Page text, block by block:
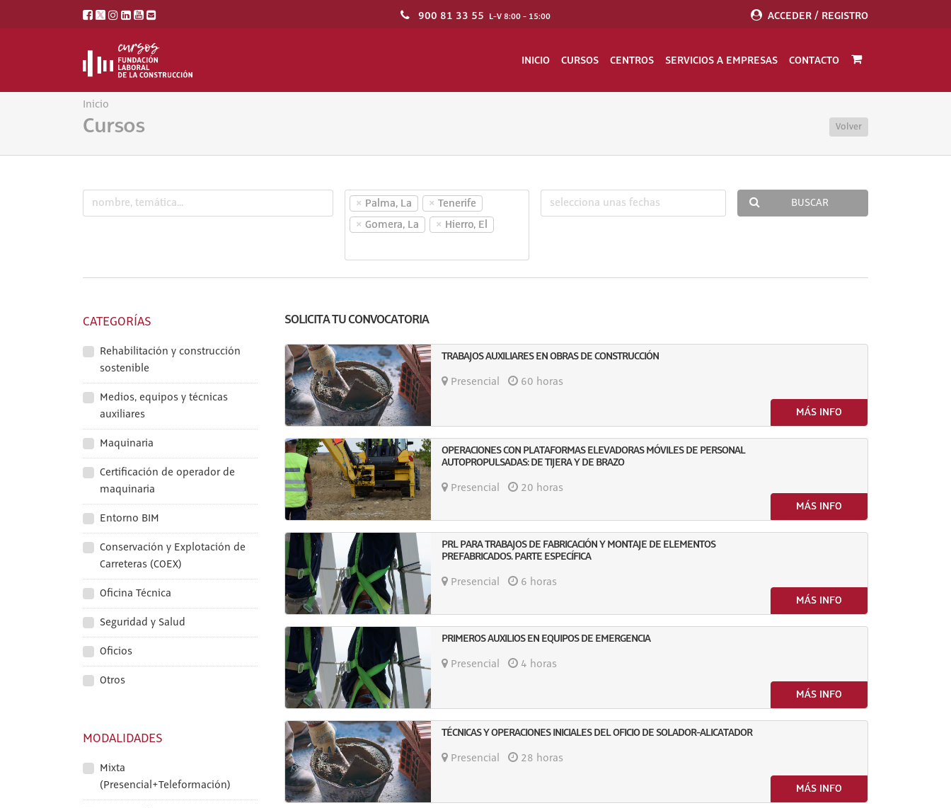
900 81 33 55 L-V 8:00 - 15:00 ACCEDER / REGISTRO
INICIO CURSOS CENTROS SERVICIOS A EMPRESAS CONTACTO
Inicio
Cursos Volver
× Palma, La × Tenerife
× Gomera, La × Hierro, El
BUSCAR
CATEGORÍAS
Rehabilitación y construcción
sostenible
Medios, equipos y técnicas
auxiliares
Maquinaria
Certificación de operador de
maquinaria
Entorno BIM
Conservación y Explotación de
Carreteras (COEX)
Oficina Técnica
Seguridad y Salud
Oficios
Otros
MODALIDADES
Mixta
(Presencial+Teleformación)
SOLICITA TU CONVOCATORIA
TRABAJOS AUXILIARES EN OBRAS DE CONSTRUCCIÓN
Presencial 60 horas
MÁS INFO
OPERACIONES CON PLATAFORMAS ELEVADORAS MÓVILES DE PERSONAL
AUTOPROPULSADAS: DE TIJERA Y DE BRAZO
Presencial
20 horas
MÁS INFO
PRL PARA TRABAJOS DE FABRICACIÓN Y MONTAJE DE ELEMENTOS
PREFABRICADOS. PARTE ESPECÍFICA
Presencial
6 horas
MÁS INFO
PRIMEROS AUXILIOS EN EQUIPOS DE EMERGENCIA
Presencial 4 horas
MÁS INFO
TÉCNICAS Y OPERACIONES INICIALES DEL OFICIO DE SOLADOR-ALICATADOR
Presencial 28 horas
MÁS INFO